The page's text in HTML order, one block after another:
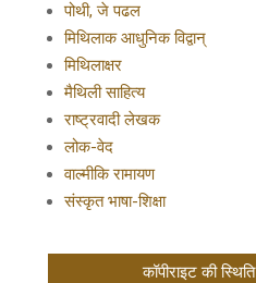
पोथी, जे पढल
मिथिलाक आधुनिक विद्वान्
मिथिलाक्षर
मैथिली साहित्य
राष्ट्रवादी लेखक
लोक-वेद
वाल्मीकि रामायण
संस्कृत भाषा-शिक्षा
कॉपीराइट की स्थिति